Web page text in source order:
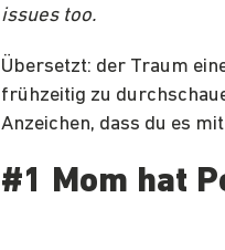
issues too.
Übersetzt: der Traum
frühzeitig zu
Anzeichen, dass du es mit
#1 Mom hat